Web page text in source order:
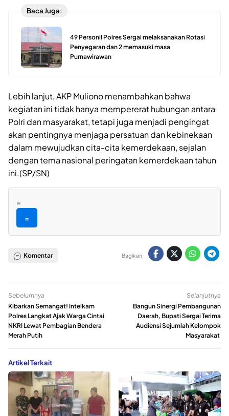
Baca Juga:
49 Personil Polres Sergai melaksanakan Rotasi
Penyegaran dan 2 memasuki masa
Purnawirawan
Lebih lanjut, AKP Muliono menambahkan bahwa
kegiatan ini tidak hanya mempererat hubungan antara
Polri dan masyarakat, tetapi juga menjadi pengingat
akan pentingnya menjaga persatuan dan kebinekaan
dalam mewujudkan cita-cita kemerdekaan, sejalan
dengan tema nasional peringatan kemerdekaan tahun
ini.(SP/SN)
=
=
Komentar Bagikan:
Sebelumnya
Kibarkan Semangat! Intelkam
Polres Langkat Ajak Warga Cintai
NKRI Lewat Pembagian Bendera
Merah Putih
Selanjutnya
Bangun Sinergi Pembangunan
Daerah, Bupati Sergai Terima
Audiensi Sejumlah Kelompok
Masyarakat ‎
Artikel Terkait